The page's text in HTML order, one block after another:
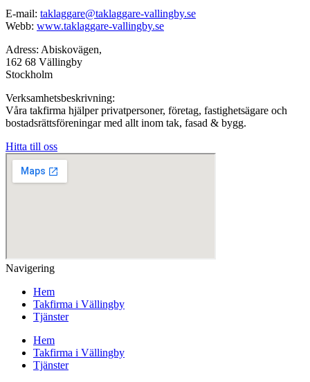
E-mail: taklaggare@taklaggare-vallingby.se
Webb: www.taklaggare-vallingby.se
Adress: Abiskovägen,
162 68 Vällingby
Stockholm
Verksamhetsbeskrivning:
Våra takfirma hjälper privatpersoner, företag, fastighetsägare och
bostadsrättsföreningar med allt inom tak, fasad & bygg.
Hitta till oss
Navigering
Hem
Takfirma i Vällingby
Tjänster
Hem
Takfirma i Vällingby
Tjänster